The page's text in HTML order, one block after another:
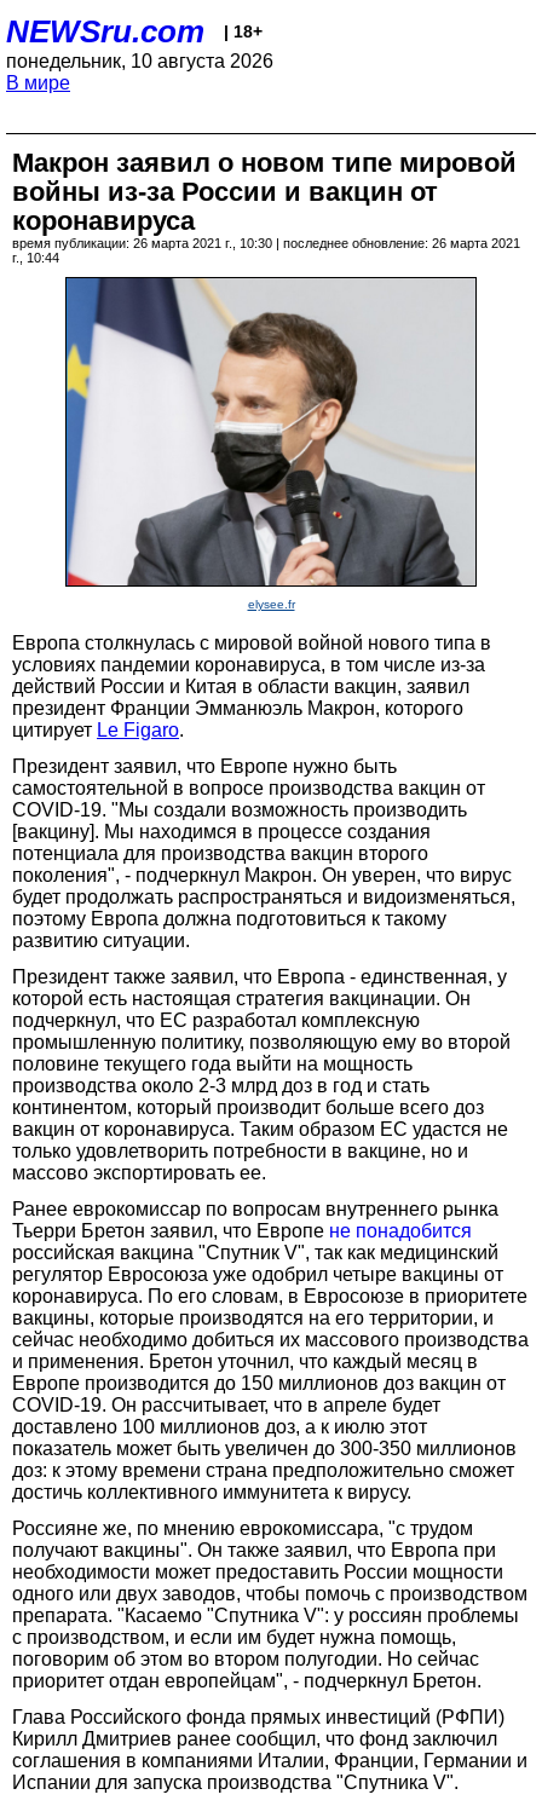
NEWSru.com | 18+
понедельник, 10 августа 2026
В мире
Макрон заявил о новом типе мировой
войны из-за России и вакцин от
коронавируса
время публикации: 26 марта 2021 г., 10:30 | последнее обновление: 26 марта 2021
г., 10:44
elysee.fr
Европа столкнулась с мировой войной нового типа в
условиях пандемии коронавируса, в том числе из-за
действий России и Китая в области вакцин, заявил
президент Франции Эмманюэль Макрон, которого
цитирует Le Figaro.
Президент заявил, что Европе нужно быть
самостоятельной в вопросе производства вакцин от
COVID-19. "Мы создали возможность производить
[вакцину]. Мы находимся в процессе создания
потенциала для производства вакцин второго
поколения", - подчеркнул Макрон. Он уверен, что вирус
будет продолжать распространяться и видоизменяться,
поэтому Европа должна подготовиться к такому
развитию ситуации.
Президент также заявил, что Европа - единственная, у
которой есть настоящая стратегия вакцинации. Он
подчеркнул, что ЕС разработал комплексную
промышленную политику, позволяющую ему во второй
половине текущего года выйти на мощность
производства около 2-3 млрд доз в год и стать
континентом, который производит больше всего доз
вакцин от коронавируса. Таким образом ЕС удастся не
только удовлетворить потребности в вакцине, но и
массово экспортировать ее.
Ранее еврокомиссар по вопросам внутреннего рынка
Тьерри Бретон заявил, что Европе не понадобится
российская вакцина "Спутник V", так как медицинский
регулятор Евросоюза уже одобрил четыре вакцины от
коронавируса. По его словам, в Евросоюзе в приоритете
вакцины, которые производятся на его территории, и
сейчас необходимо добиться их массового производства
и применения. Бретон уточнил, что каждый месяц в
Европе производится до 150 миллионов доз вакцин от
COVID-19. Он рассчитывает, что в апреле будет
доставлено 100 миллионов доз, а к июлю этот
показатель может быть увеличен до 300-350 миллионов
доз: к этому времени страна предположительно сможет
достичь коллективного иммунитета к вирусу.
Россияне же, по мнению еврокомиссара, "с трудом
получают вакцины". Он также заявил, что Европа при
необходимости может предоставить России мощности
одного или двух заводов, чтобы помочь с производством
препарата. "Касаемо "Спутника V": у россиян проблемы
с производством, и если им будет нужна помощь,
поговорим об этом во втором полугодии. Но сейчас
приоритет отдан европейцам", - подчеркнул Бретон.
Глава Российского фонда прямых инвестиций (РФПИ)
Кирилл Дмитриев ранее сообщил, что фонд заключил
соглашения в компаниями Италии, Франции, Германии и
Испании для запуска производства "Спутника V".